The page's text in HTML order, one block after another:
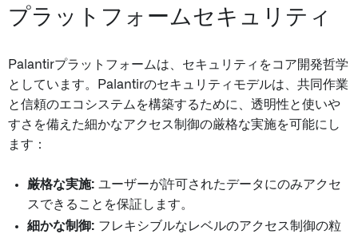
プラットフォームセキュリティ
Palantirプラットフォームは、セキュリティをコア開発哲学
としています。Palantirのセキュリティモデルは、共同作業
と信頼のエコシステムを構築するために、透明性と使いや
すさを備えた細かなアクセス制御の厳格な実施を可能にし
ます：
厳格な実施: ユーザーが許可されたデータにのみアクセ
スできることを保証します。
細かな制御: フレキシブルなレベルのアクセス制御の粒